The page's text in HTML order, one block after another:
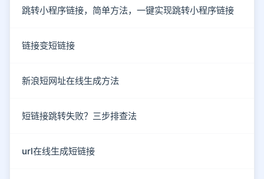
跳转小程序链接，简单方法，一键实现跳转小程序链接
链接变短链接
新浪短网址在线生成方法
短链接跳转失败？三步排查法
url在线生成短链接